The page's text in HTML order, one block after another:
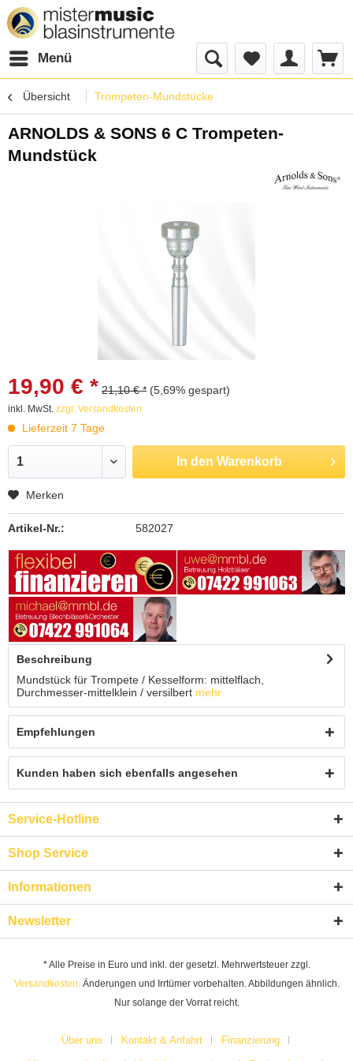
Menü
Übersicht Trompeten-Mundstücke
ARNOLDS & SONS 6 C Trompeten-
Mundstück
19,90 € * 21,10 € * (5,69% gespart)
inkl. MwSt. zzgl. Versandkosten
Lieferzeit 7 Tage
In den Warenkorb
Merken
Artikel-Nr.: 582027
Beschreibung
Mundstück für Trompete / Kesselform: mittelflach,
Durchmesser-mittelklein / versilbert mehr
Empfehlungen
Kunden haben sich ebenfalls angesehen
Service-Hotline
Shop Service
Informationen
Newsletter
* Alle Preise in Euro und inkl. der gesetzl. Mehrwertsteuer zzgl.
Versandkosten.Änderungen und Irrtümer vorbehalten. Abbildungen ähnlich.
Nur solange der Vorrat reicht.
Über uns Kontakt & Anfahrt Finanzierung